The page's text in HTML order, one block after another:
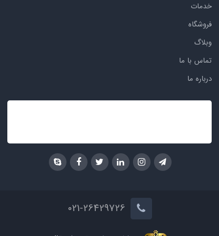
خدمات
فروشگاه
وبلاگ
تماس با ما
درباره ما